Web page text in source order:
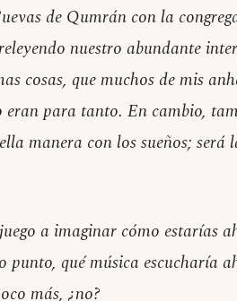
de Qumrán con la
nuestro abundante
cosas, que muchos de mis
eran para tanto. En cambio,
manera con los sueños;
a imaginar cómo estarías
punto, qué música escucharía
más, ¿no?